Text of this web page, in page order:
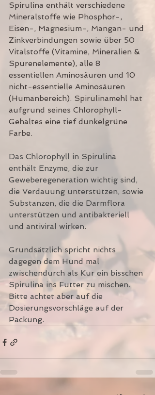
Spirulina enthält verschiedene
Mineralstoffe wie Phosphor-,
Eisen-, Magnesium-, Mangan- und
Zinkverbindungen sowie über 50
Vitalstoffe (Vitamine, Mineralien &
Spurenelemente), alle 8
essentiellen Aminosäuren und 10
nicht-essentielle Aminosäuren
(Humanbereich). Spirulinamehl hat
aufgrund seines Chlorophyll-
Gehaltes eine tief dunkelgrüne
Farbe.
Das Chlorophyll in Spirulina
enthält Enzyme, die zur
Geweberegeneration wichtig sind,
die Verdauung unterstützen, sowie
Substanzen, die die Darmflora
unterstützen und antibakteriell
und antiviral wirken.
Grundsätzlich spricht nichts
dagegen dem Hund mal
zwischendurch als Kur ein bisschen
Spirulina ins Futter zu mischen.
Bitte achtet aber auf die
Dosierungsvorschläge auf der
Packung.